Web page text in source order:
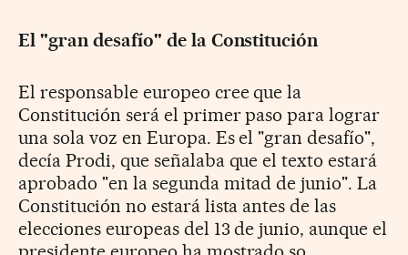
El "gran desafío" de la Constitución
El responsable europeo cree que la
Constitución será el primer paso para lograr
una sola voz en Europa. Es el "gran desafío",
decía Prodi, que señalaba que el texto estará
aprobado "en la segunda mitad de junio". La
Constitución no estará lista antes de las
elecciones europeas del 13 de junio, aunque el